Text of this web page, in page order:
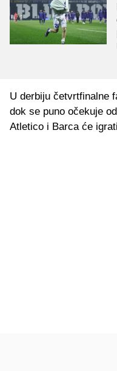
U derbiju četvrtfinalne
dok se puno očekuje
Atletico i Barca će